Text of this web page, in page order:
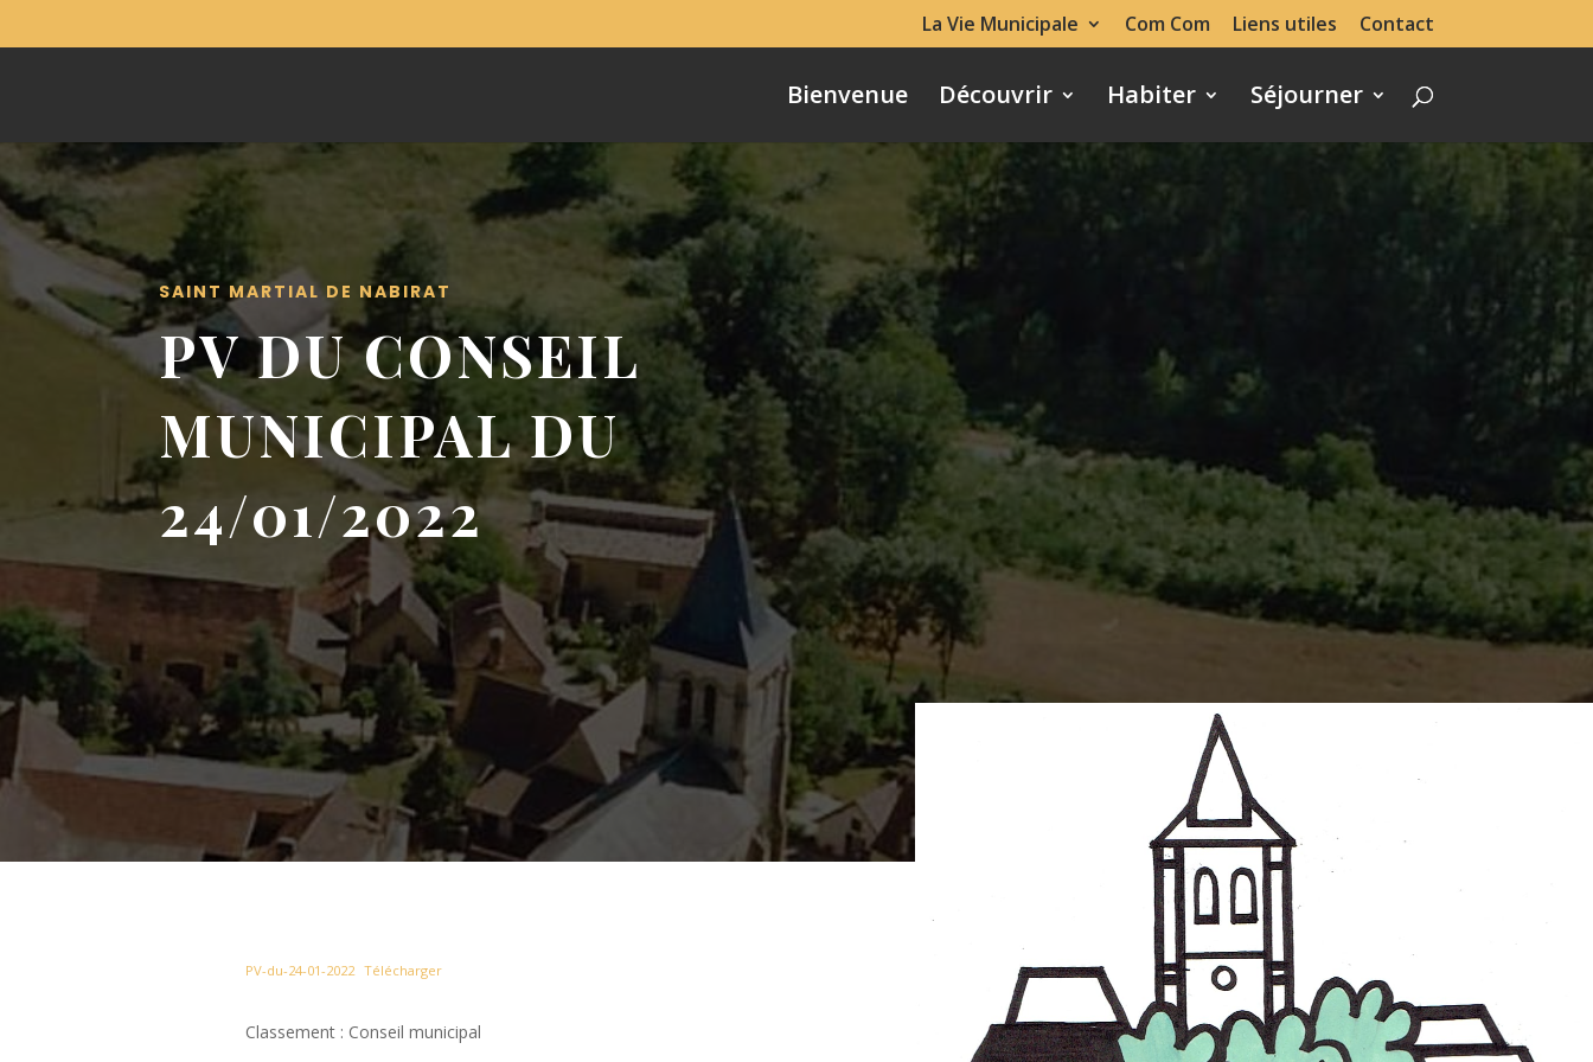
La Vie Municipale Com Com Liens utiles Contact
Bienvenue Découvrir Habiter Séjourner
SAINT MARTIAL DE NABIRAT
PV DU CONSEIL
MUNICIPAL DU
24/01/2022
PV-du-24-01-2022 Télécharger
Classement : Conseil municipal